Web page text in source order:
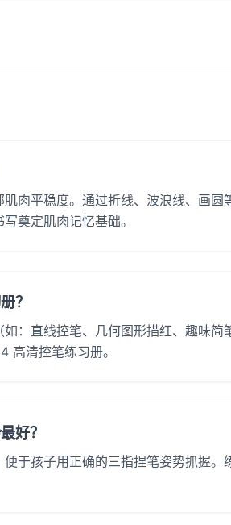
肉平稳度。通过折线、波浪线、画圆
奠定肌肉记忆基础。
？
：直线控笔、几何图形描红、趣味简
高清控笔练习册。
好？
于孩子用正确的三指捏笔姿势抓握。